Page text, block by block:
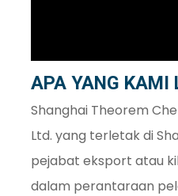
APA YANG KAMI
Shanghai Theorem
Ltd. yang terletak di
pejabat eksport atau
dalam perantaraan